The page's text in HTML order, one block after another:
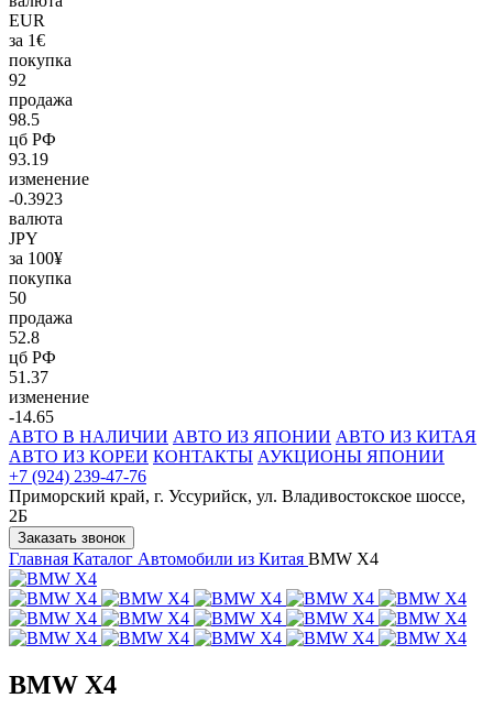
EUR
за 1€
покупка
92
продажа
98.5
цб РФ
93.19
изменение
-0.3923
валюта
JPY
за 100¥
покупка
50
продажа
52.8
цб РФ
51.37
изменение
-14.65
АВТО В НАЛИЧИИ АВТО ИЗ ЯПОНИИ АВТО ИЗ КИТАЯ
АВТО ИЗ КОРЕИ КОНТАКТЫ АУКЦИОНЫ ЯПОНИИ
+7 (924) 239-47-76
Приморский край, г. Уссурийск, ул. Владивостокское шоссе,
2Б
Заказать звонок
Главная Каталог Автомобили из Китая BMW X4
BMW X4